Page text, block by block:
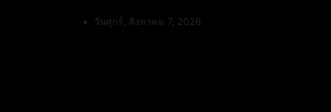
วันศุกร์, สิงหาคม 7, 2026